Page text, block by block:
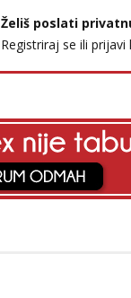
Želiš poslati
Registriraj se ili prijavi